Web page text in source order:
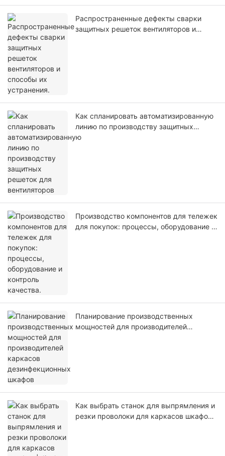
Распространенные дефекты сварки
защитных решеток вентиляторов и
Как спланировать автоматизированную
линию по производству защитных
решеток для вентиляторов
Производство компонентов для тележек
для покупок: процессы, оборудование и
Планирование производственных
мощностей для производителей
Как выбрать станок для выпрямления и
резки проволоки для каркасов шкафов |